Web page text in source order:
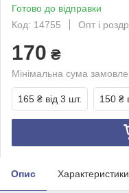
Готово до відправки
Код: 14755
Опт і
170 ₴
Мінімальна сума
165 ₴ від 3 шт. 150 ₴
Опис Характеристики